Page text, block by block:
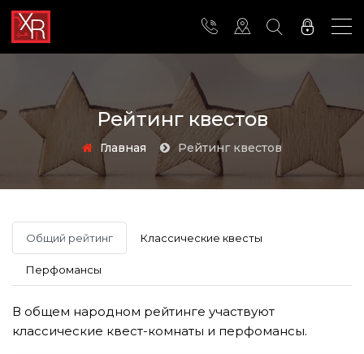
Рейтинг квестов
Главная Рейтинг квестов
Общий рейтинг Классические квесты
Перфомансы
В общем народном рейтинге участвуют
классические квест-комнаты и перфомансы.